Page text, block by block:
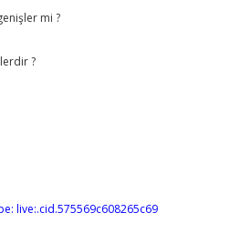
mi ?
?
live:.cid.575569c608265c69